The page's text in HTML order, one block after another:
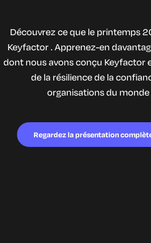
Découvrez ce que le printemps
Keyfactor . Apprenez-en
dont nous avons conçu Keyfactor
de la résilience de la
organisations du monde
Regardez la présentation